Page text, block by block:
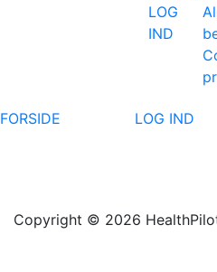
LOG
IND
FORSIDE
LOG IND
Copyright © 2026